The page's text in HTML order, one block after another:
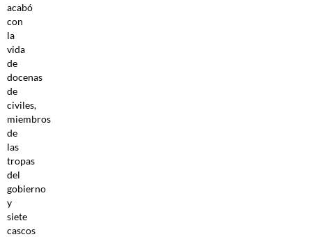
acabó
con
la
vida
de
docenas
de
civiles,
miembros
de
las
tropas
del
gobierno
y
siete
cascos